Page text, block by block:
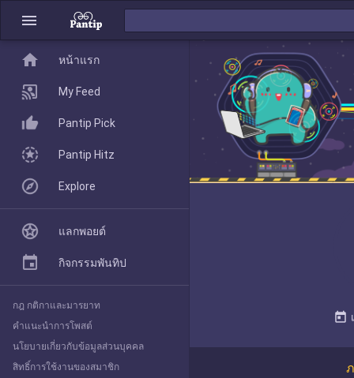
menu
today
home
Pantip Pick
Explore
home หน้าแรก
My Feed
Pantip Pick
Pantip Hitz
Explore
แลกพอยต์
กิจกรรมพันทิป
กฎ กติกาและมารยาท
คำแนะนำการโพสต์
นโยบายเกี่ยวกับข้อมูลส่วนบุคคล
สิทธิ์การใช้งานของสมาชิก